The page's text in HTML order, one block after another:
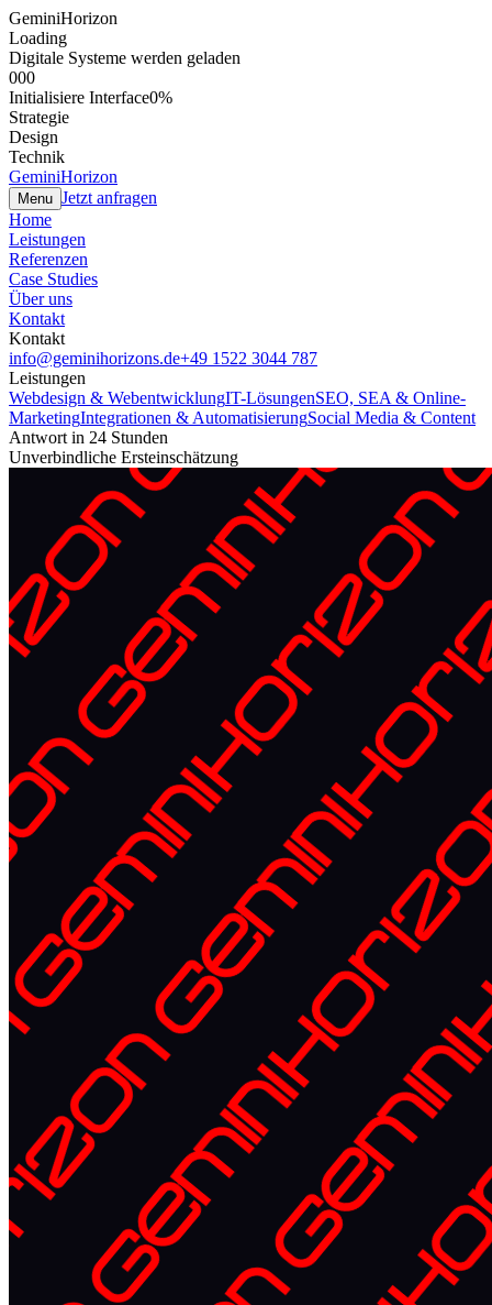
GeminiHorizon
Loading
Digitale Systeme werden geladen
000
Initialisiere Interface0%
Strategie
Design
Technik
GeminiHorizon
Menu Jetzt anfragen
Home
Leistungen
Referenzen
Case Studies
Über uns
Kontakt
Kontakt
info@geminihorizons.de+49 1522 3044 787
Leistungen
Webdesign & WebentwicklungIT-LösungenSEO, SEA & Online-
MarketingIntegrationen & AutomatisierungSocial Media & Content
Antwort in 24 Stunden
Unverbindliche Ersteinschätzung